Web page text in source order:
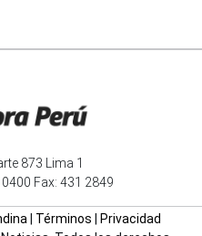
873 Lima 1
Fax: 431 2849
Términos
Privacidad